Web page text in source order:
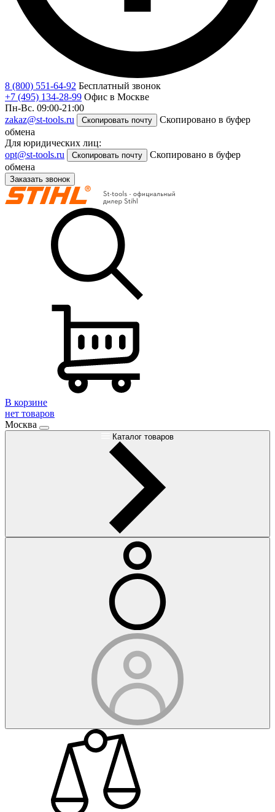
8 (800) 551-64-92 Бесплатный звонок
+7 (495) 134-28-99 Офис в Москве
Пн-Вс. 09:00-21:00
zakaz@st-tools.ru
Скопировать почту
Скопировано в буфер
обмена
Для юридических лиц:
opt@st-tools.ru
Скопировать почту
Скопировано в буфер
обмена
Заказать звонок
В корзине
нет товаров
Москва
Каталог товаров